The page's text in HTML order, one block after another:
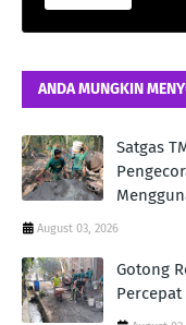
ANDA MUNGKIN
Satgas
August 03, 2026
Gotong